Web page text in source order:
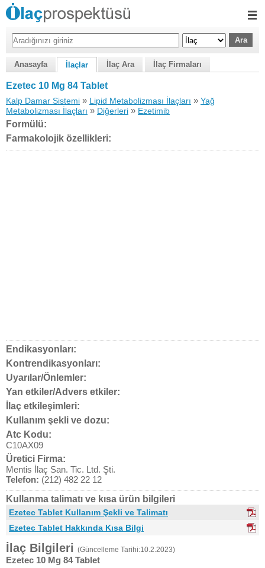
Anasayfa İlaçlar İlaç Ara İlaç Firmaları
Ezetec 10 Mg 84 Tablet
Kalp Damar Sistemi » Lipid Metabolizması İlaçları » Yağ
Metabolizması İlaçları » Diğerleri » Ezetimib
Formülü:
Farmakolojik özellikleri:
Endikasyonları:
Kontrendikasyonları:
Uyarılar/Önlemler:
Yan etkiler/Advers etkiler:
İlaç etkileşimleri:
Kullanım şekli ve dozu:
Atc Kodu:
C10AX09
Üretici Firma:
Mentis İlaç San. Tic. Ltd. Şti.
Telefon: (212) 482 22 12
Kullanma talimatı ve kısa ürün bilgileri
Ezetec Tablet Kullanım Şekli ve Talimatı
Ezetec Tablet Hakkında Kısa Bilgi
İlaç Bilgileri (Güncelleme Tarihi:10.2.2023)
Ezetec 10 Mg 84 Tablet